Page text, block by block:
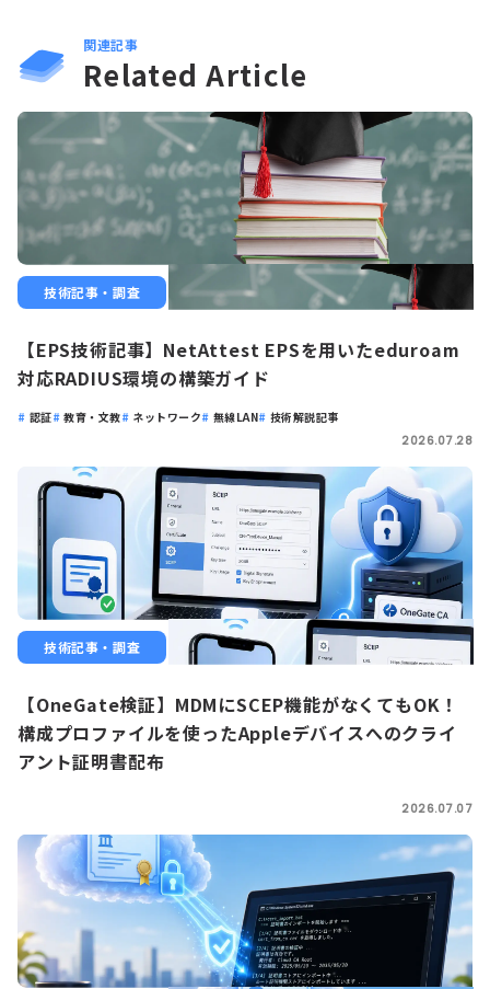
関連記事
Related Article
技術記事・調査
【EPS技術記事】NetAttest EPSを用いたeduroam
対応RADIUS環境の構築ガイド
認証 教育・文教 ネットワーク 無線LAN
技術解説記事
2026.07.28
技術記事・調査
【OneGate検証】MDMにSCEP機能がなくてもOK！
構成プロファイルを使ったAppleデバイスへのクライ
アント証明書配布
2026.07.07